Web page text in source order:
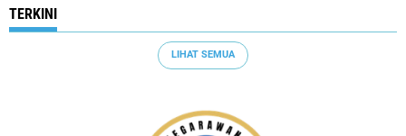
TERKINI
LIHAT SEMUA